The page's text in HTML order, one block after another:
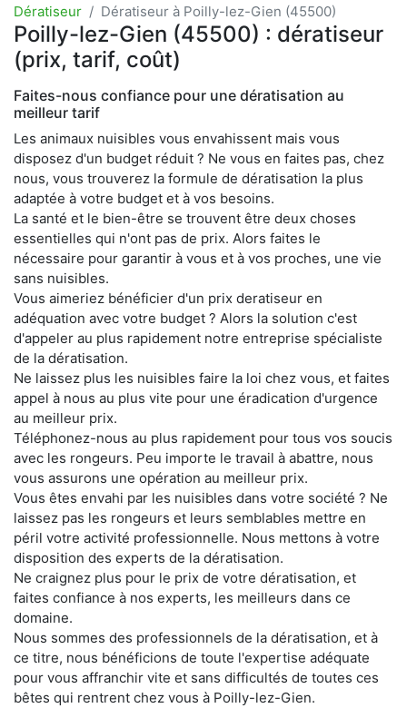
Dératiseur Dératiseur à Poilly-lez-Gien (45500)
Poilly-lez-Gien (45500) : dératiseur
(prix, tarif, coût)
Faites-nous confiance pour une dératisation au
meilleur tarif
Les animaux nuisibles vous envahissent mais vous
disposez d'un budget réduit ? Ne vous en faites pas, chez
nous, vous trouverez la formule de dératisation la plus
adaptée à votre budget et à vos besoins.
La santé et le bien-être se trouvent être deux choses
essentielles qui n'ont pas de prix. Alors faites le
nécessaire pour garantir à vous et à vos proches, une vie
sans nuisibles.
Vous aimeriez bénéficier d'un prix deratiseur en
adéquation avec votre budget ? Alors la solution c'est
d'appeler au plus rapidement notre entreprise spécialiste
de la dératisation.
Ne laissez plus les nuisibles faire la loi chez vous, et faites
appel à nous au plus vite pour une éradication d'urgence
au meilleur prix.
Téléphonez-nous au plus rapidement pour tous vos soucis
avec les rongeurs. Peu importe le travail à abattre, nous
vous assurons une opération au meilleur prix.
Vous êtes envahi par les nuisibles dans votre société ? Ne
laissez pas les rongeurs et leurs semblables mettre en
péril votre activité professionnelle. Nous mettons à votre
disposition des experts de la dératisation.
Ne craignez plus pour le prix de votre dératisation, et
faites confiance à nos experts, les meilleurs dans ce
domaine.
Nous sommes des professionnels de la dératisation, et à
ce titre, nous bénéficions de toute l'expertise adéquate
pour vous affranchir vite et sans difficultés de toutes ces
bêtes qui rentrent chez vous à Poilly-lez-Gien.